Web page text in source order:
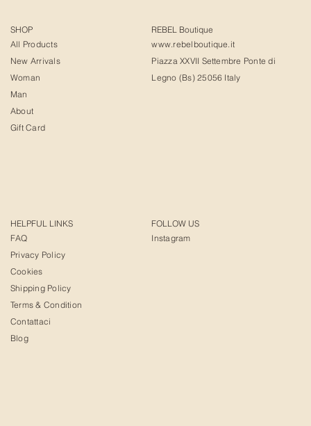
SHOP
All Products
New Arrivals
Woman
Man
About
Gift Card
REBEL Boutique
www.rebelboutique.it
Piazza XXVII Settembre Ponte di
Legno (Bs) 25056 Italy
HELPFUL LINKS
FAQ
Privacy Policy
Cookies
Shipping Policy
Terms & Condition
Contattaci
Blog
FOLLOW US
Instagram